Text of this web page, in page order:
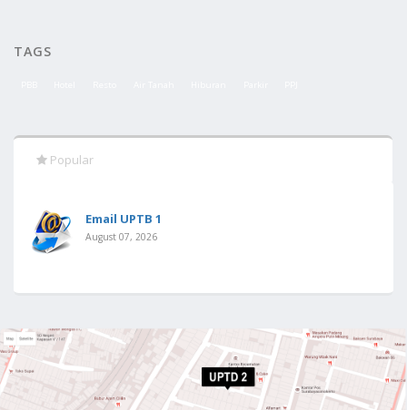
TAGS
Popular
Email UPTB 1
August 07, 2026